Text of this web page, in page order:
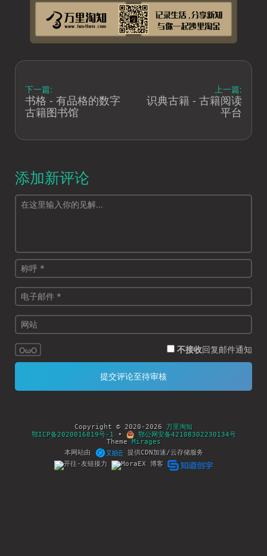
下一篇:
书格 - 有品格的数字
古籍图书馆
上一篇:
识典古籍 - 古籍阅读
平台
添加新评论
OωO 不接收回复邮件通知
Copyright © 2020-2026 万里淘知
鄂ICP备2020016819号-1 •
鄂公网安备42108302230134号
Theme Mirages
本网站由
提供CDN加速/云存储服务